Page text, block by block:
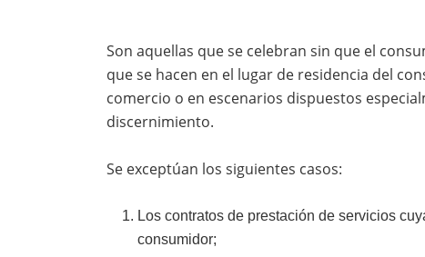
Son aquellas que se celebran sin que el
que se hacen en el lugar de residencia del
comercio o en escenarios dispuestos
discernimiento.
Se exceptúan los siguientes casos:
Los contratos de prestación de servicios
consumidor;